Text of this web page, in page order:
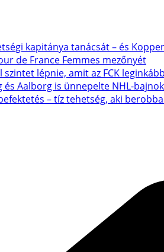
kapitánya tanácsát – és
de France Femmes mezőnyét
lépnie, amit az FCK
Aalborg is ünnepelte NHL-
– tíz tehetség, aki